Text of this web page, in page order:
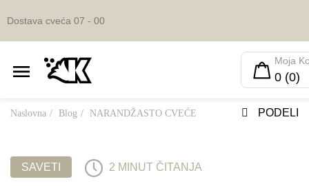
Dostava cveća 07 - 00
Moja
0 (0)
Naslovna Blog NARANDŽASTO CVEĆE PODELI
SAVETI 2 MINUT ČITANJA